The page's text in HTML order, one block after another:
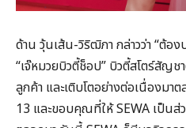
ด้าน วุ้นเส้น-วิริฒิภา กล่าวว่า “ต้อ
“เจ๊หมวยบิวตี้ช็อป” บิวตี้สโตร์สัญช
ลูกค้า และเติบโตอย่างต่อเนื่องมา
13 และขอบคุณที่ให้ SEWA เป็น